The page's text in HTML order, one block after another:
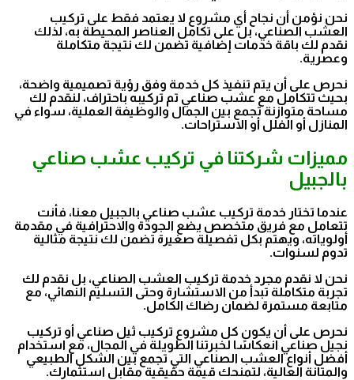
نحن نؤمن أن نجاح أي مشروع لا يعتمد فقط على تركيب
العشب الصناعي، بل على تكامل العناصر المحيطة به، لذلك
نقدم لك باقة خدمات إضافية تضمن لك نتيجة متكاملة
وعصرية.
نحرص على أن يتم تنفيذ كل خدمة وفق رؤية تصميمية واضحة،
بحيث تتكامل مع عشب صناعي تم تركيبه باحتراف، لنقدم لك
مساحة متوازنة تجمع بين الجمال والوظيفة العملية، سواء في
المنازل أو الفلل أو الاستراحات.
مميزات شركتنا في تركيب عشب صناعي
بالجبيل
عندما تختار خدمة تركيب عشب صناعي بالجبيل معنا، فأنت
تتعامل مع فريق متخصص يضع الجودة والاحترافية في مقدمة
أولوياته، ويهتم بكل تفصيلة صغيرة تضمن لك نتيجة مثالية
تدوم لسنوات.
نحن لا نقدم مجرد خدمة تركيب العشب الصناعي، بل نقدم لك
تجربة متكاملة تبدأ من الاستشارة وحتى التسليم النهائي، مع
متابعة مستمرة لضمان رضاك الكامل.
نحرص على أن يكون كل مشروع تركيب ثيل صناعي أو تركيب
نجيل صناعي انعكاسًا لخبرتنا الطويلة في المجال، مع استخدام
أفضل أنواع العشب الصناعي التي تجمع بين الشكل الطبيعي
والمتانة العالية، لتمنحك قيمة حقيقية مقابل استثمارك.